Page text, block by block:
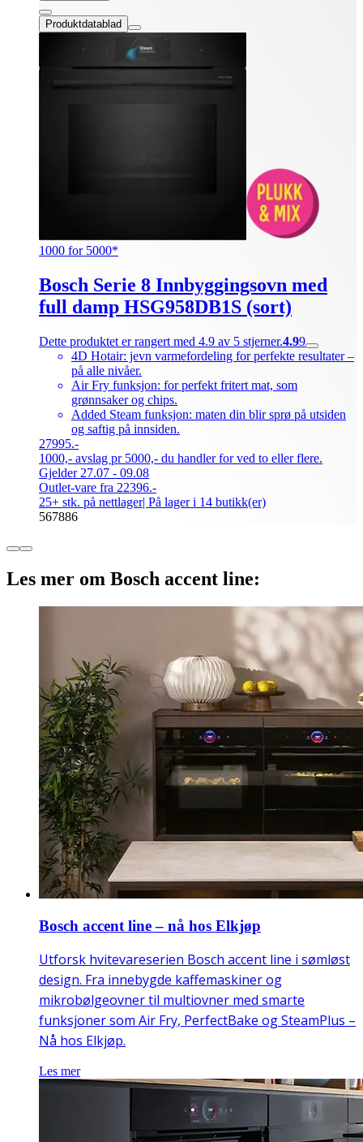
Produktdatablad
1000 for 5000*
Bosch Serie 8 Innbyggingsovn med
full damp HSG958DB1S (sort)
Dette produktet er rangert med 4.9 av 5 stjerner.4.99
4D Hotair: jevn varmefordeling for perfekte resultater –
på alle nivåer.
Air Fry funksjon: for perfekt fritert mat, som
grønnsaker og chips.
Added Steam funksjon: maten din blir sprø på utsiden
og saftig på innsiden.
27995.-
1000,- avslag pr 5000,- du handler for ved to eller flere.
Gjelder 27.07 - 09.08
Outlet-vare fra 22396.-
25+ stk. på nettlager| På lager i 14 butikk(er)
567886
Les mer om Bosch accent line:
Bosch accent line – nå hos Elkjøp
Utforsk hvitevareserien Bosch accent line i sømløst
design. Fra innebygde kaffemaskiner og
mikrobølgeovner til multiovner med smarte
funksjoner som Air Fry, PerfectBake og SteamPlus –
Nå hos Elkjøp.
Les mer